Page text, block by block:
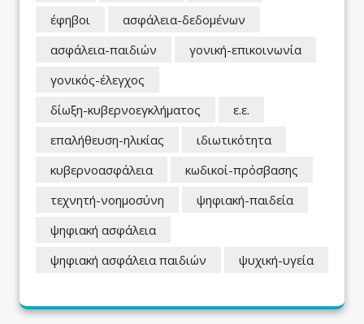
έφηβοι
ασφάλεια-δεδομένων
ασφάλεια-παιδιών
γονική-επικοινωνία
γονικός-έλεγχος
δίωξη-κυβερνοεγκλήματος
ε.ε.
επαλήθευση-ηλικίας
ιδιωτικότητα
κυβερνοασφάλεια
κωδικοί-πρόσβασης
τεχνητή-νοημοσύνη
ψηφιακή-παιδεία
ψηφιακή ασφάλεια
ψηφιακή ασφάλεια παιδιών
ψυχική-υγεία